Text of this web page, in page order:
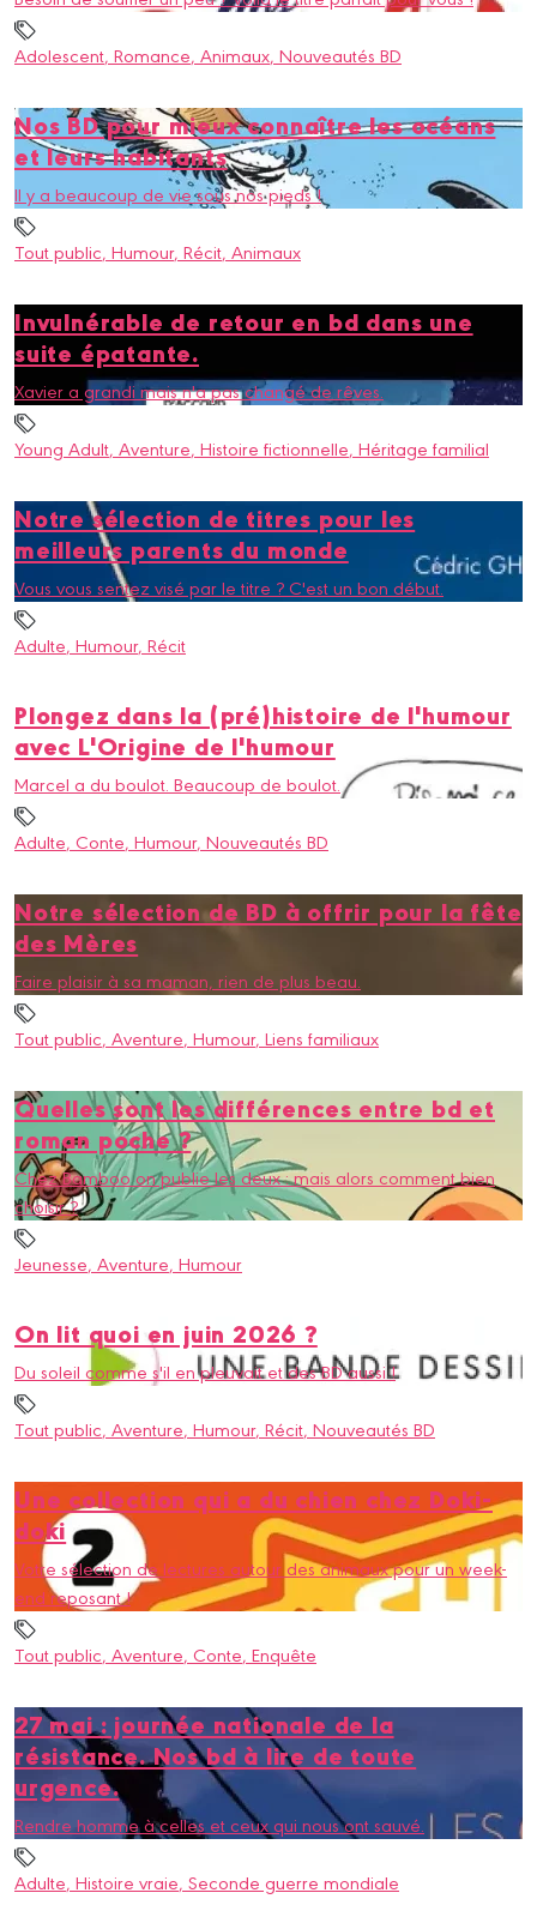
Adolescent, Romance, Animaux, Nouveautés BD
Nos BD pour mieux connaître les océans
et leurs habitants
Il y a beaucoup de vie sous nos pieds !
Tout public, Humour, Récit, Animaux
Invulnérable de retour en bd dans une
suite épatante.
Xavier a grandi mais n'a pas changé de rêves.
Young Adult, Aventure, Histoire fictionnelle, Héritage familial
Notre sélection de titres pour les
meilleurs parents du monde
Vous vous sentez visé par le titre ? C'est un bon début.
Adulte, Humour, Récit
Plongez dans la (pré)histoire de l'humour
avec L'Origine de l'humour
Marcel a du boulot. Beaucoup de boulot.
Adulte, Conte, Humour, Nouveautés BD
Notre sélection de BD à offrir pour la fête
des Mères
Faire plaisir à sa maman, rien de plus beau.
Tout public, Aventure, Humour, Liens familiaux
Quelles sont les différences entre bd et
roman poche ?
Chez Bamboo on publie les deux : mais alors comment bien
choisir ?
Jeunesse, Aventure, Humour
On lit quoi en juin 2026 ?
Du soleil comme s'il en pleuvait et des BD aussi !
Tout public, Aventure, Humour, Récit, Nouveautés BD
Une collection qui a du chien chez Doki-
doki
Votre sélection de lectures autour des animaux pour un week-
end reposant !
Tout public, Aventure, Conte, Enquête
27 mai : journée nationale de la
résistance. Nos bd à lire de toute
urgence.
Rendre homme à celles et ceux qui nous ont sauvé.
Adulte, Histoire vraie, Seconde guerre mondiale